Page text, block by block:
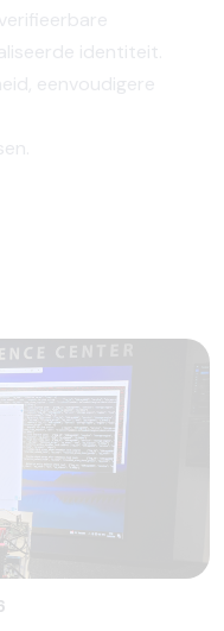
identiteit.
eenvoudigere